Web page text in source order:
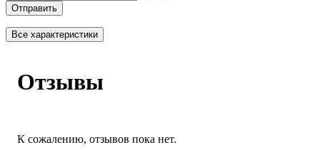
Отправить
Все характеристики
Отзывы
К сожалению, отзывов пока нет.